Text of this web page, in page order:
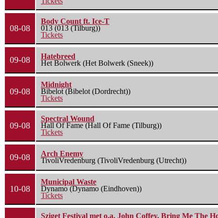
08-08
Body Count ft. Ice-T
013 (013 (Tilburg))
Tickets
09-08
Hatebreed
Het Bolwerk (Het Bolwerk (Sneek))
09-08
Midnight
Bibelot (Bibelot (Dordrecht))
Tickets
09-08
Spectral Wound
Hall Of Fame (Hall Of Fame (Tilburg))
Tickets
09-08
Arch Enemy
TivoliVredenburg (TivoliVredenburg (Utrecht))
10-08
Municipal Waste
Dynamo (Dynamo (Eindhoven))
Tickets
Sziget Festival met o.a. John Coffey, Bring Me The